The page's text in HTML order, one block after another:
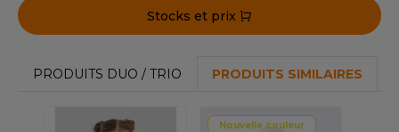
Stocks et prix
PRODUITS DUO / TRIO PRODUITS SIMILAIRES
Nouvelle couleur